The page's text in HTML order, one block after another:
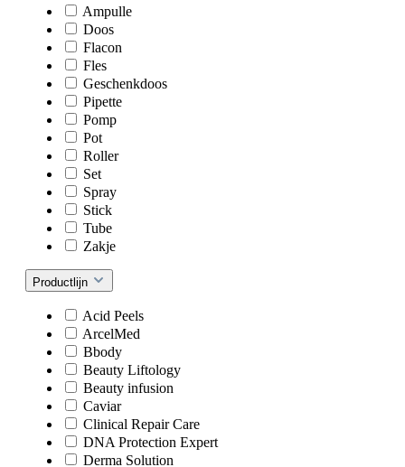
Ampulle
Doos
Flacon
Fles
Geschenkdoos
Pipette
Pomp
Pot
Roller
Set
Spray
Stick
Tube
Zakje
Productlijn
Acid Peels
ArcelMed
Bbody
Beauty Liftology
Beauty infusion
Caviar
Clinical Repair Care
DNA Protection Expert
Derma Solution